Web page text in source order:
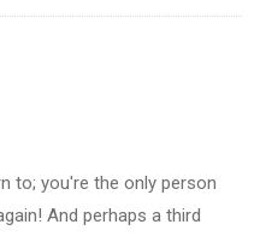
to; you're the only person
And perhaps a third